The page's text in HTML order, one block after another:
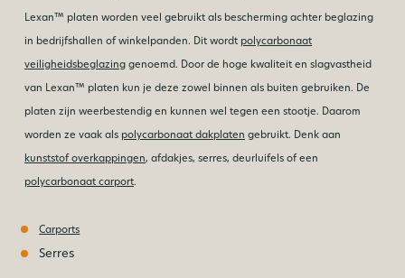
Lexan™ platen worden veel gebruikt als bescherming achter beglazing
in bedrijfshallen of winkelpanden. Dit wordt polycarbonaat
veiligheidsbeglazing genoemd. Door de hoge kwaliteit en slagvastheid
van Lexan™ platen kun je deze zowel binnen als buiten gebruiken. De
platen zijn weerbestendig en kunnen wel tegen een stootje. Daarom
worden ze vaak als polycarbonaat dakplaten gebruikt. Denk aan
kunststof overkappingen, afdakjes, serres, deurluifels of een
polycarbonaat carport.
Carports
Serres